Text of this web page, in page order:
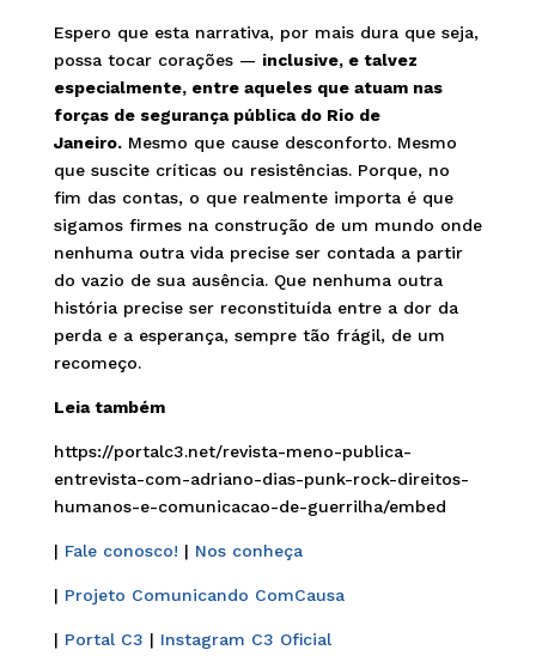
Espero que esta narrativa, por mais dura que seja,
possa tocar corações — inclusive, e talvez
especialmente, entre aqueles que atuam nas
forças de segurança pública do Rio de
Janeiro.Mesmo que cause desconforto. Mesmo
que suscite críticas ou resistências. Porque, no
fim das contas, o que realmente importa é que
sigamos firmes na construção de um mundo onde
nenhuma outra vida precise ser contada a partir
do vazio de sua ausência. Que nenhuma outra
história precise ser reconstituída entre a dor da
perda e a esperança, sempre tão frágil, de um
recomeço.
Leia também
https://portalc3.net/revista-meno-publica-
entrevista-com-adriano-dias-punk-rock-direitos-
humanos-e-comunicacao-de-guerrilha/embed
| Fale conosco! | Nos conheça
| Projeto Comunicando ComCausa
| Portal C3 | Instagram C3 Oficial